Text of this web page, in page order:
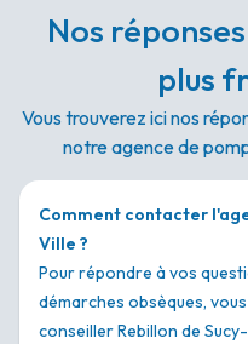
Nos
plus
Vous trouverez ici nos
notre agence de
Comment contacter
Ville ?
Pour répondre à vos
démarches obsèques,
conseiller Rebillon de